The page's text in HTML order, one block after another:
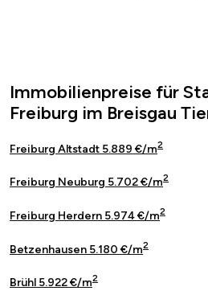
Immobilienpreise für
Freiburg im Breisgau
Freiburg Altstadt 5.889 €/m2
Freiburg Neuburg 5.702 €/m2
Freiburg Herdern 5.974 €/m2
Betzenhausen 5.180 €/m2
Brühl 5.922 €/m2